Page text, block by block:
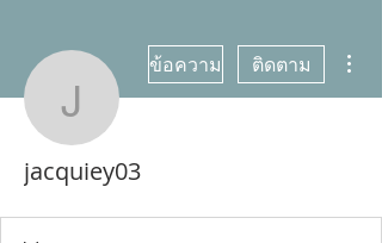
jacquiey03
ข้อความ ติดตาม
jacquiey03